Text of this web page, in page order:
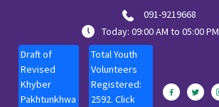
091-9219668
Today: 09:00 AM to 05:00 PM
Draft of
Revised
Khyber
Pakhtunkhwa
Total Youth
Volunteers
Registered:
2592. Click